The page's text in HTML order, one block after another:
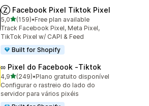
Ⓩ Facebook Pixel Tiktok Pixel
5,0de 5 estrelas
(159)
159 total de avaliações
•Free plan available
Track Facebook Pixel, Meta Pixel,
TikTok Pixel w/ CAPI & Feed
Built for Shopify
∞ Pixel do Facebook ‑Tiktok
4,9de 5 estrelas
(249)
249 total de avaliações
•Plano gratuito disponível
Configurar o rastreio do lado do
servidor para vários pixéis